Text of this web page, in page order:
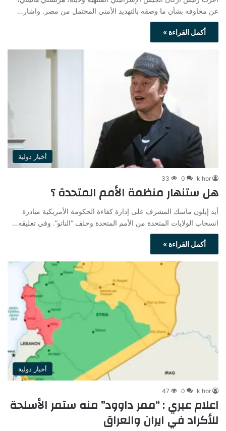
عن مخاوفه بشأن ما وصفه بالتهديد الأمني ​​المحتمل من مصر. واشار…
أكمل القراءة »
أخبار دولية
k hor
0
33
هل ستنهار منظمة الأمم المتحدة ؟
أيد إيلون ماسك المشرف على إدارة كفاءة الحكومة الأمريكية مبادرة
انسحاب الولايات المتحدة من الأمم المتحدة وحلف “الناتو”. وفي تعليقه…
أكمل القراءة »
أخبار دولية
k hor
0
47
اعلام عبري : “ممر داوود” منه ستمر الأسلحة
للأكراد في ايران والعراق